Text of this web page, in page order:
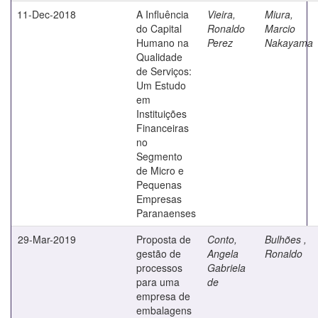
11-Dec-2018
A Influência
do Capital
Humano na
Qualidade
de Serviços:
Um Estudo
em
Instituições
Financeiras
no
Segmento
de Micro e
Pequenas
Empresas
Paranaenses
Vieira,
Ronaldo
Perez
Miura,
Marcio
Nakayama
29-Mar-2019
Proposta de
gestão de
processos
para uma
empresa de
embalagens
Conto,
Angela
Gabriela
de
Bulhões ,
Ronaldo